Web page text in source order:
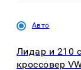
Авто
Лидар и 210
кроссовер